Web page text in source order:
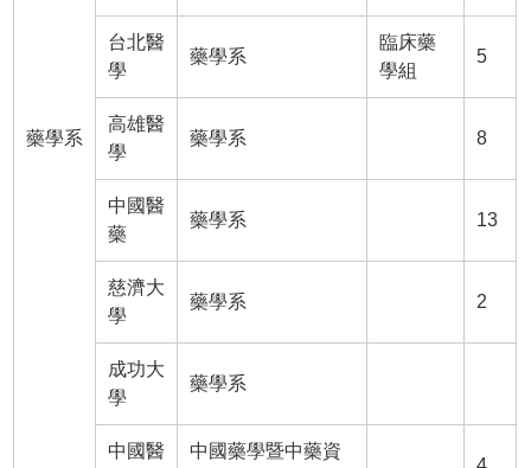
藥學系
台北醫
學
藥學系
臨床藥
學組
5
高雄醫
學
藥學系 8
中國醫
藥
藥學系 13
慈濟大
學
藥學系 2
成功大
學
藥學系
中國醫
中國藥學暨中藥資